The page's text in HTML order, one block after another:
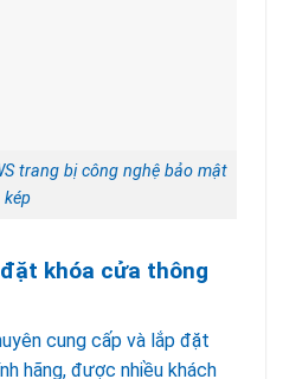
trang bị công nghệ bảo mật
kép
khóa cửa thông
cung cấp và lắp đặt
hãng, được nhiều khách